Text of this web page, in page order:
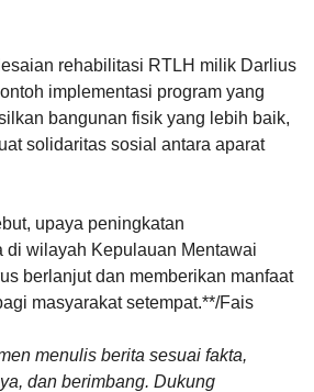
rehabilitasi RTLH milik Darlius
implementasi program yang
bangunan fisik yang lebih baik,
solidaritas sosial antara aparat
upaya peningkatan
di wilayah Kepulauan Mentawai
berlanjut dan memberikan manfaat
masyarakat setempat.**/Fais
menulis berita sesuai fakta,
dan berimbang. Dukung